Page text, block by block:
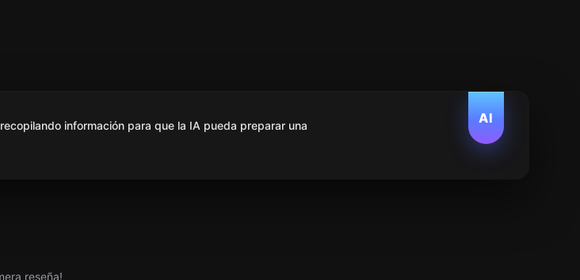
AI
información para que la IA pueda preparar una
reseña!